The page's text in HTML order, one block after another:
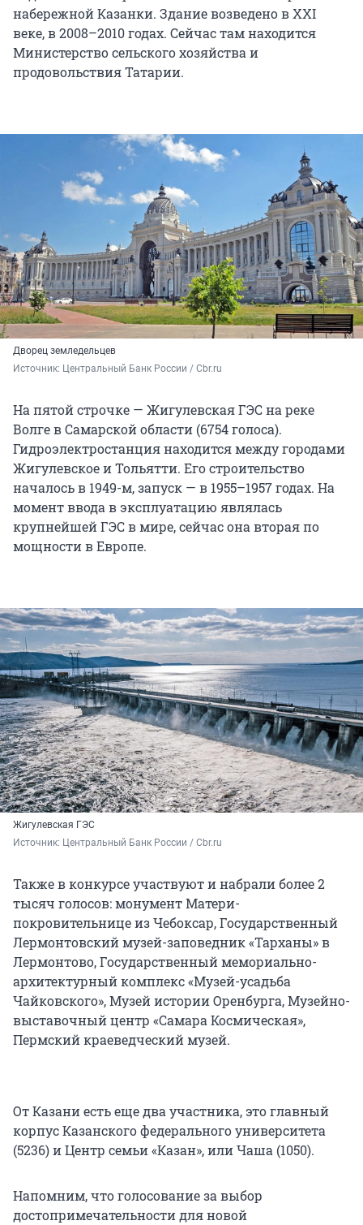
набережной Казанки. Здание возведено в XXI
веке, в 2008–2010 годах. Сейчас там находится
Министерство сельского хозяйства и
продовольствия Татарии.
Дворец земледельцев
Источник: Центральный Банк России / Cbr.ru
На пятой строчке — Жигулевская ГЭС на реке
Волге в Самарской области (6754 голоса).
Гидроэлектростанция находится между городами
Жигулевское и Тольятти. Его строительство
началось в 1949-м, запуск — в 1955–1957 годах. На
момент ввода в эксплуатацию являлась
крупнейшей ГЭС в мире, сейчас она вторая по
мощности в Европе.
Жигулевская ГЭС
Источник: Центральный Банк России / Cbr.ru
Также в конкурсе участвуют и набрали более 2
тысяч голосов: монумент Матери-
покровительнице из Чебоксар, Государственный
Лермонтовский музей-заповедник «Тарханы» в
Лермонтово, Государственный мемориально-
архитектурный комплекс «Музей-усадьба
Чайковского», Музей истории Оренбурга, Музейно-
выставочный центр «Самара Космическая»,
Пермский краеведческий музей.
От Казани есть еще два участника, это главный
корпус Казанского федерального университета
(5236) и Центр семьи «Казан», или Чаша (1050).
Напомним, что голосование за выбор
достопримечательности для новой